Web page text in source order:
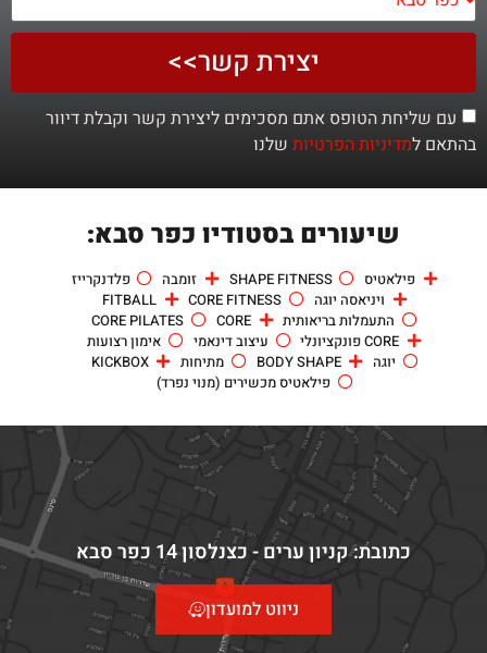
עם שליחת הטופס אתם מסכימים ליצירת קשר וקבלת דיוור
בהתאם למדיניות הפרטיות שלנו
יצירת קשר>>
שיעורים בסטודיו כפר סבא:
פילאטיס SHAPE FITNESS זומבה
פלדנקרייז
ויניאסה יוגה
CORE FITNESS
FITBALL
התעמלות בריאותית
CORE
CORE PILATES
CORE פונקציונלי
עיצוב דינאמי
אימון רצועות
יוגה
BODY SHAPE מתיחות
KICKBOX
פילאטיס מכשירים (מנוי נפרד)
כתובת: קניון ערים - כצנלסון 14 כפר סבא
ניווט למועדון